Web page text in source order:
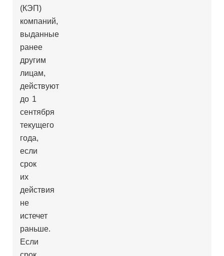
(КЭП)
компаний,
выданные
ранее
другим
лицам,
действуют
до 1
сентября
текущего
года,
если
срок
их
действия
не
истечет
раньше.
Если